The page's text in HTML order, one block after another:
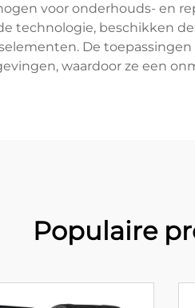
voor onderhouds- en
technologie, beschikken
De
waardoor ze een
Populaire